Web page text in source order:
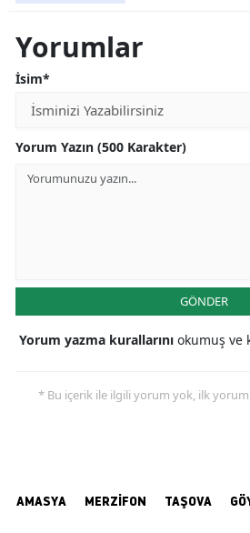
Yorumlar
İsim*
Yorum Yazın (500 Karakter)
GÖNDER
Yorum yazma kurallarını okumuş ve
* Bu içerik ile ilgili yorum yok, ilk
AMASYA MERZİFON TAŞOVA